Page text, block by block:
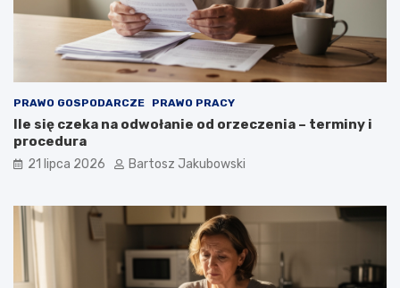
PRAWO GOSPODARCZE PRAWO PRACY
Ile się czeka na odwołanie od orzeczenia – terminy i
procedura
21 lipca 2026 Bartosz Jakubowski